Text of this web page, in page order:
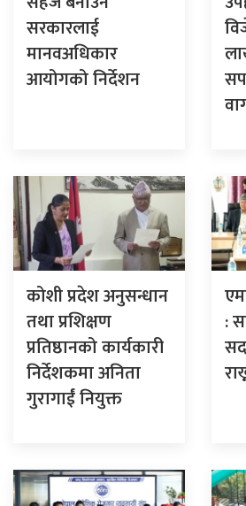
सरकारलाई
मानवअधिकार
आयोगको निर्देशन
कोशी प्रदेश अनुसन्धान
तथा प्रशिक्षण
प्रतिष्ठानको कार्यकारी
निर्देशकमा अनिता
गुरागाईं नियुक्त
: